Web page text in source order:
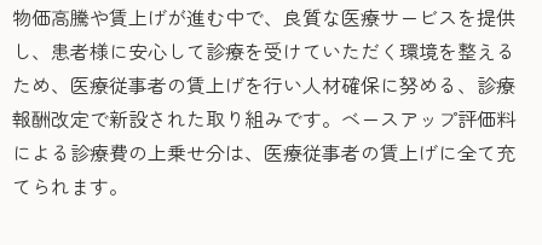
物価高騰や賃上げが進む中で、良質な医療サービスを提供
し、患者様に安心して診療を受けていただく環境を整える
ため、医療従事者の賃上げを行い人材確保に努める、診療
報酬改定で新設された取り組みです。ベースアップ評価料
による診療費の上乗せ分は、医療従事者の賃上げに全て充
てられます。